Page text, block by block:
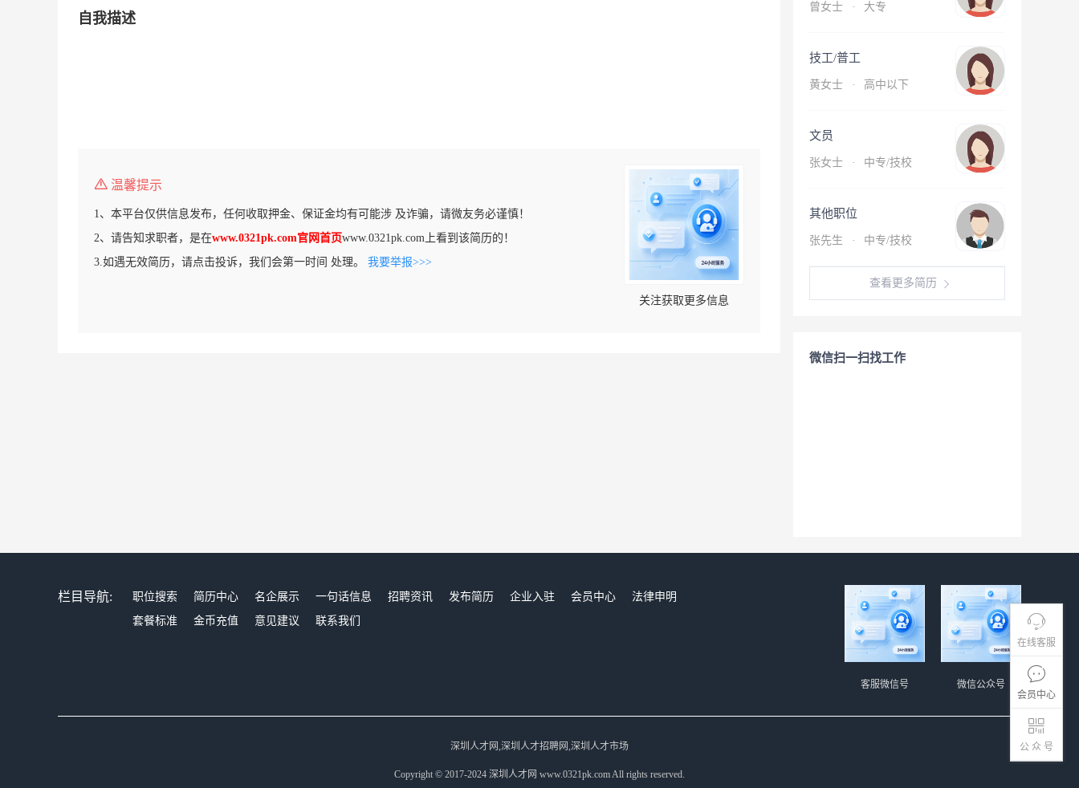
在线客服
会员中心
公 众 号
自我描述
温馨提示
1、本平台仅供信息发布，任何收取押金、保证金均有可能涉 及诈骗，请微友务必谨慎！
2、请告知求职者，是在www.0321pk.com官网首页www.0321pk.com上看到该简历的！
3.如遇无效简历，请点击投诉，我们会第一时间 处理。 我要举报>>>
关注获取更多信息
曾女士 · 大专
技工/普工
黄女士 · 高中以下
文员
张女士 · 中专/技校
其他职位
张先生 · 中专/技校
查看更多简历
微信扫一扫找工作
栏目导航: 职位搜索 简历中心 名企展示 一句话信息 招聘资讯 发布简历 企业入驻 会员中心
法律申明
套餐标准
金币充值 意见建议 联系我们
微信公众号
客服微信号
深圳人才网,深圳人才招聘网,深圳人才市场
Copyright © 2017-2024 深圳人才网 www.0321pk.com All rights reserved.